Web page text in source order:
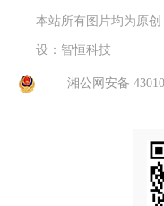
本站所有图片均为原
设：智恒科技
湘公网安备